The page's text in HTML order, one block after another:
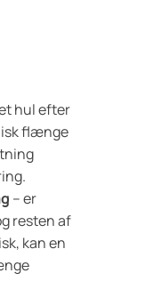
hul efter
flænge
– er
resten af
kan en